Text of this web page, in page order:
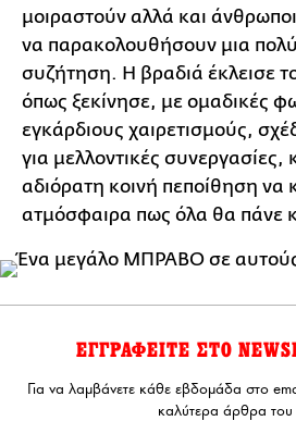
μοιραστούν αλλά και
να παρακολουθήσουν μια
συζήτηση. Η βραδιά έκλεισε
όπως ξεκίνησε, με ομαδικές
εγκάρδιους χαιρετισμούς,
για μελλοντικές συνεργασίες,
αδιόρατη κοινή πεποίθηση να
ατμόσφαιρα πως όλα θα πάνε
ΕΓΓΡΑΦΕΙΤΕ ΣΤΟ
Για να λαμβάνετε κάθε εβδομάδα στο
καλύτερα άρθρα του